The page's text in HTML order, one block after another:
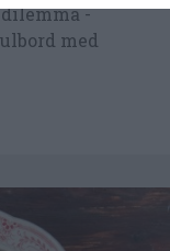
-
med